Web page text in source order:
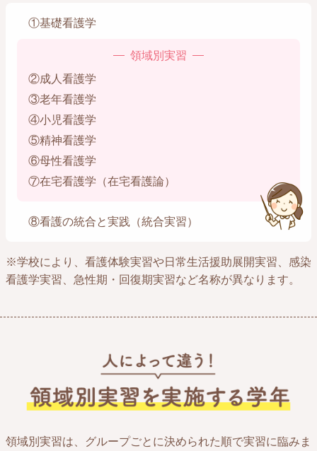
①基礎看護学
領域別実習
②成人看護学
③老年看護学
④小児看護学
⑤精神看護学
⑥母性看護学
⑦在宅看護学（在宅看護論）
⑧看護の統合と実践（統合実習）
※学校により、看護体験実習や日常生活援助展開実習、感染
看護学実習、急性期・回復期実習など名称が異なります。
領域別実習は、グループごとに決められた順で実習に臨みま